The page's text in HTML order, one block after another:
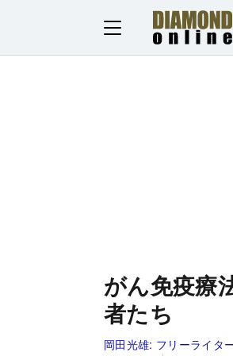
がん免疫療
者たち
岡田光雄: フリーライタ